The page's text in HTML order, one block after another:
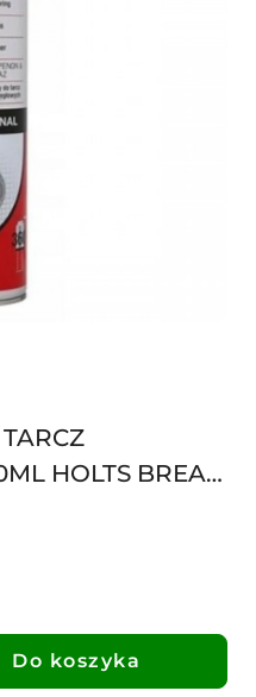
HOLTS BREAK
Do koszyka